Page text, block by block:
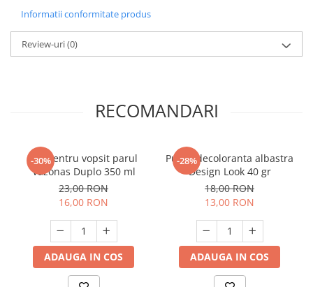
Informatii conformitate produs
Review-uri(0)
RECOMANDARI
-30%
Bol pentru vopsit parul
Vazonas Duplo 350 ml
23,00 RON
16,00 RON
ADAUGA IN COS
-28%
Pudra decoloranta albastra
Design Look 40 gr
18,00 RON
13,00 RON
ADAUGA IN COS